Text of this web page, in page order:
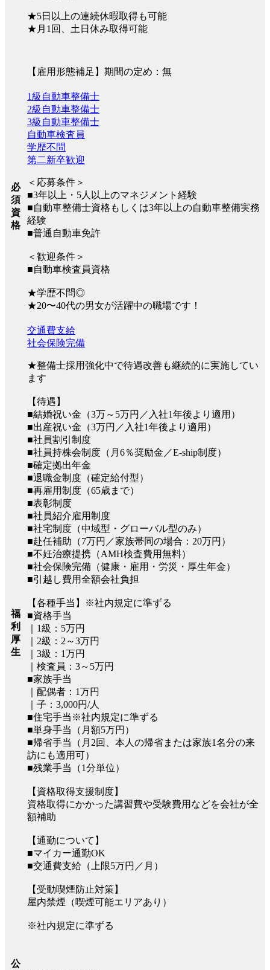
★5日以上の連続休暇取得も可能
★月1回、土日休み取得可能
【雇用形態補足】期間の定め：無
必
須
資
格
1級自動車整備士
2級自動車整備士
3級自動車整備士
自動車検査員
学歴不問
第二新卒歓迎
＜応募条件＞
■3年以上・5人以上のマネジメント経験
■自動車整備士資格もしくは3年以上の自動車整備実務
経験
■普通自動車免許
＜歓迎条件＞
■自動車検査員資格
★学歴不問◎
★20〜40代の男女が活躍中の職場です！
福
利
厚
生
交通費支給
社会保険完備
★整備士採用強化中で待遇改善も継続的に実施してい
ます
【待遇】
■結婚祝い金（3万～5万円／入社1年後より適用）
■出産祝い金（3万円／入社1年後より適用）
■社員割引制度
■社員持株会制度（月6％奨励金／E-ship制度）
■確定拠出年金
■退職金制度（確定給付型）
■再雇用制度（65歳まで）
■表彰制度
■社員紹介雇用制度
■社宅制度（中域型・グローバル型のみ）
■赴任補助（7万円／家族帯同の場合：20万円）
■不妊治療提携（AMH検査費用無料）
■社会保険完備（健康・雇用・労災・厚生年金）
■引越し費用全額会社負担
【各種手当】※社内規定に準ずる
■資格手当
｜1級：5万円
｜2級：2～3万円
｜3級：1万円
｜検査員：3～5万円
■家族手当
｜配偶者：1万円
｜子：3,000円/人
■住宅手当※社内規定に準ずる
■単身手当（月額5万円）
■帰省手当（月2回、本人の帰省または家族1名分の来
訪にも適用可）
■残業手当（1分単位）
【資格取得支援制度】
資格取得にかかった講習費や受験費用などを会社が全
額補助
【通勤について】
■マイカー通勤OK
■交通費支給（上限5万円／月）
【受動喫煙防止対策】
屋内禁煙（喫煙可能エリアあり）
※社内規定に準ずる
公